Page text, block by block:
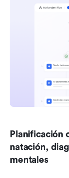
Planificación
natación,
mentales